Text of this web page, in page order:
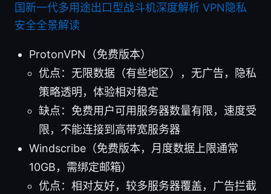
国新一代多用途出口型战斗机深度解析 VPN隐私
安全全景解读
ProtonVPN（免费版本）
优点：无限数据（有些地区），无广告，隐私
策略透明，体验相对稳定
缺点：免费用户可用服务器数量有限，速度受
限，不能连接到高带宽服务器
Windscribe（免费版本，月度数据上限通常
10GB，需绑定邮箱）
优点：相对友好，较多服务器覆盖，广告拦截